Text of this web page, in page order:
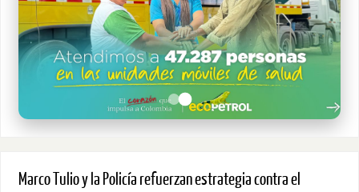
Marco Tulio y la Policía refuerzan estrategia contra el